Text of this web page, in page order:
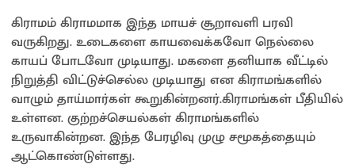
கிராமம் கிராமமாக இந்த மாயச் சூறாவளி பரவி
வருகிறது. உடைகளை காயவைக்கவோ நெல்லை
காயப் போடவோ முடியாது. மகளை தனியாக வீட்டில்
நிறுத்தி விட்டுச்செல்ல முடியாது என கிராமங்களில்
வாழும் தாய்மார்கள் கூறுகின்றனர்.கிராமங்கள் பீதியில்
உள்ளன. குற்றச்செயல்கள் கிராமங்களில்
உருவாகின்றன. இந்த பேரழிவு முழு சமூகத்தையும்
ஆட்கொண்டுள்ளது.